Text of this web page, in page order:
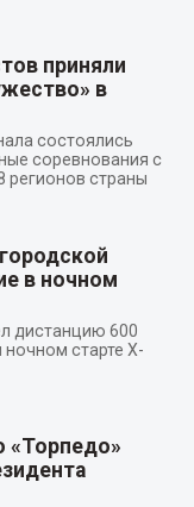
приняли
в
состоялись
соревнования с
регионов страны
в ночном
дистанцию 600
старте X-
«Торпедо»